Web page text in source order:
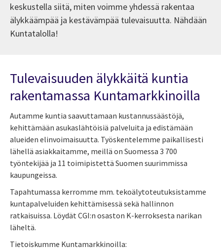
keskustella siitä, miten voimme yhdessä rakentaa
älykkäämpää ja kestävämpää tulevaisuutta. Nähdään
Kuntatalolla!
Tulevaisuuden älykkäitä kuntia
rakentamassa Kuntamarkkinoilla
Autamme kuntia saavuttamaan kustannussäästöjä,
kehittämään asukaslähtöisiä palveluita ja edistämään
alueiden elinvoimaisuutta. Työskentelemme paikallisesti
lähellä asiakkaitamme, meillä on Suomessa 3 700
työntekijää ja 11 toimipistettä Suomen suurimmissa
kaupungeissa.
Tapahtumassa kerromme mm. tekoälytoteutuksistamme
kuntapalveluiden kehittämisessä sekä hallinnon
ratkaisuissa. Löydät CGI:n osaston K-kerroksesta narikan
läheltä.
Tietoiskumme Kuntamarkkinoilla: